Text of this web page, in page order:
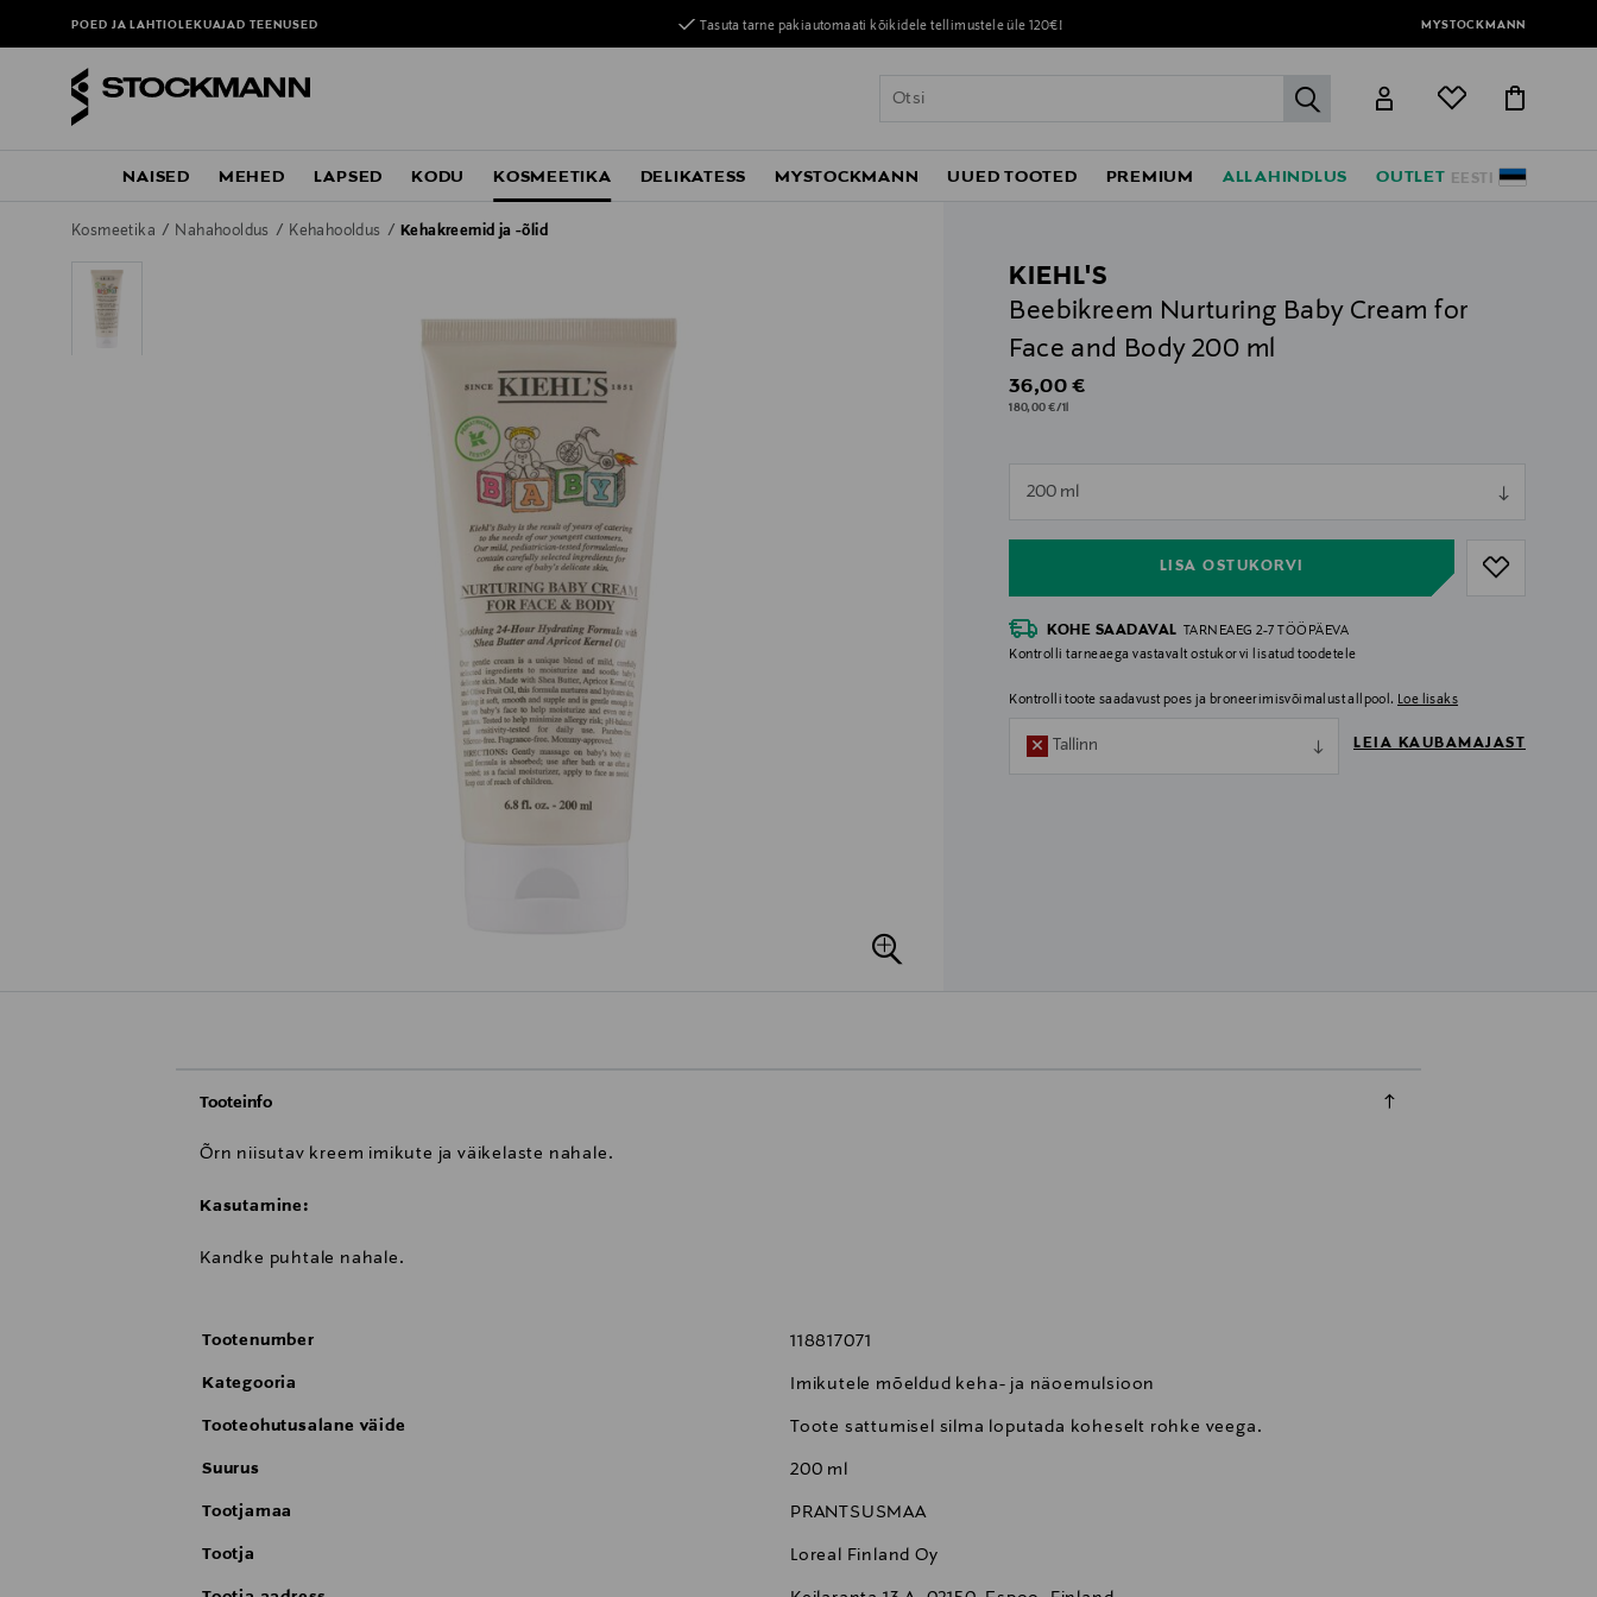
POED JA LAHTIOLEKUAJADTEENUSED Tasuta tarne pakiautomaati kõikidele tellimustele üle 120€! MYSTOCKMANN
label.header.go
EESTI
NAISED MEHED LAPSED KODU KOSMEETIKA DELIKATESS MYSTOCKMANN UUED TOOTED PREMIUM ALLAHINDLUS OUTLET
Kosmeetika Nahahooldus Kehahooldus Kehakreemid ja -õlid
KIEHL'S
Beebikreem Nurturing Baby Cream for
Face and Body 200 ml
Original Price
36,00 €
180,00 €/1l
200 ml
LISA OSTUKORVI
null
KOHE SAADAVAL TARNEAEG 2-7 TÖÖPÄEVA
Kontrolli tarneaega vastavalt ostukorvi lisatud toodetele
Kontrolli toote saadavust poes ja broneerimisvõimalust allpool. Loe lisaks
Tallinn LEIA KAUBAMAJAST
Tooteinfo
Õrn niisutav kreem imikute ja väikelaste nahale.
Kasutamine:
Kandke puhtale nahale.
Tootenumber 118817071
Kategooria Imikutele mõeldud keha- ja näoemulsioon
Tooteohutusalane väide Toote sattumisel silma loputada koheselt rohke veega.
Suurus 200 ml
Tootjamaa PRANTSUSMAA
Tootja Loreal Finland Oy